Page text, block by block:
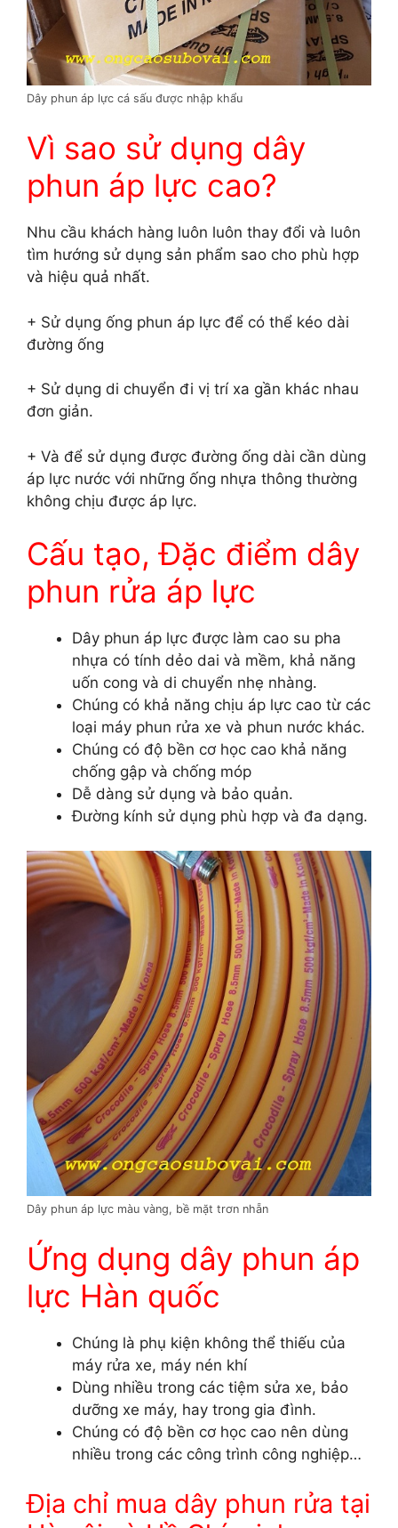
Dây phun áp lực cá sấu được nhập khẩu
Vì sao sử dụng dây
phun áp lực cao?
Nhu cầu khách hàng luôn luôn thay đổi và luôn
tìm hướng sử dụng sản phẩm sao cho phù hợp
và hiệu quả nhất.
+ Sử dụng ống phun áp lực để có thể kéo dài
đường ống
+ Sử dụng di chuyển đi vị trí xa gần khác nhau
đơn giản.
+ Và để sử dụng được đường ống dài cần dùng
áp lực nước với những ống nhựa thông thường
không chịu được áp lực.
Cấu tạo, Đặc điểm dây
phun rửa áp lực
Dây phun áp lực được làm cao su pha
nhựa có tính dẻo dai và mềm, khả năng
uốn cong và di chuyển nhẹ nhàng.
Chúng có khả năng chịu áp lực cao từ các
loại máy phun rửa xe và phun nước khác.
Chúng có độ bền cơ học cao khả năng
chống gập và chống móp
Dễ dàng sử dụng và bảo quản.
Đường kính sử dụng phù hợp và đa dạng.
Dây phun áp lực màu vàng, bề mặt trơn nhẵn
Ứng dụng dây phun áp
lực Hàn quốc
Chúng là phụ kiện không thể thiếu của
máy rửa xe, máy nén khí
Dùng nhiều trong các tiệm sửa xe, bảo
dưỡng xe máy, hay trong gia đình.
Chúng có độ bền cơ học cao nên dùng
nhiều trong các công trình công nghiệp…
Địa chỉ mua dây phun rửa tại